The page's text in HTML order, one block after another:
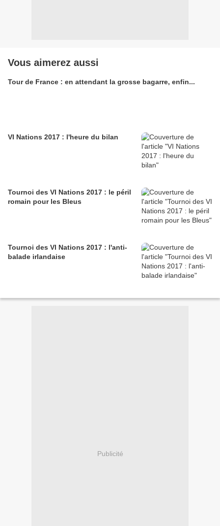
Vous aimerez aussi
Tour de France : en attendant la grosse bagarre, enfin...
VI Nations 2017 : l'heure du bilan
Tournoi des VI Nations 2017 : le péril
romain pour les Bleus
Tournoi des VI Nations 2017 : l'anti-
balade irlandaise
Publicité